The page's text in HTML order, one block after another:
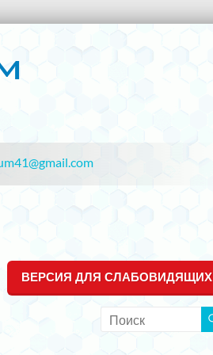
ВЕРСИЯ ДЛЯ СЛАБОВИДЯЩИХ